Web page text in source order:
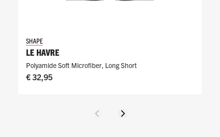
SHAPE
LE HAVRE
Polyamide Soft Microfiber Long Short
€ 32,95
Vorige Volgende